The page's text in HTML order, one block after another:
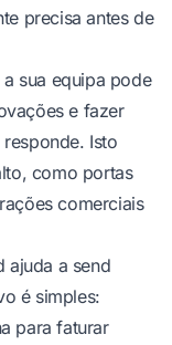
precisa antes de
a sua equipa pode
e fazer
Isto
como portas
comerciais
ajuda a send
é simples:
para faturar